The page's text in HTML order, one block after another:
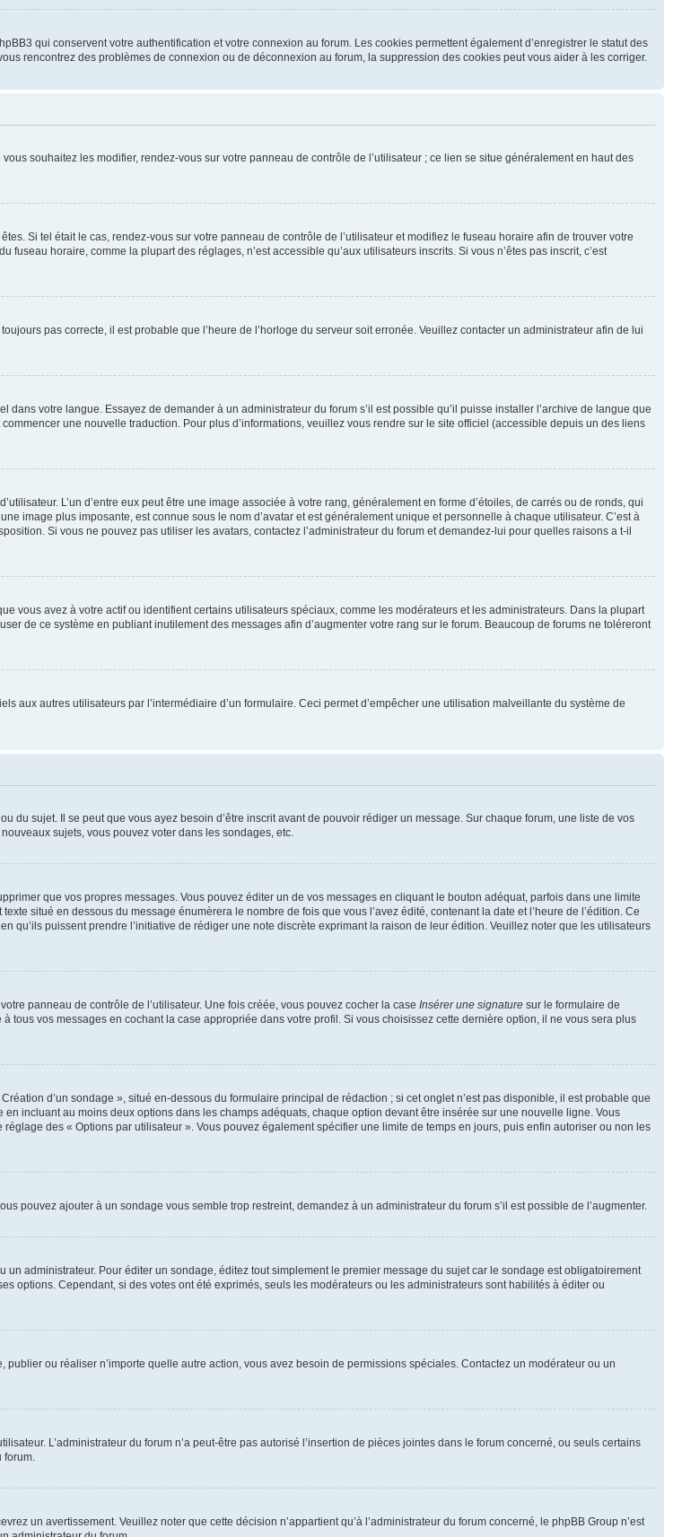
qui conservent votre authentification et votre connexion au forum. Les cookies permettent également d’enregistrer le statut des
rencontrez des problèmes de connexion ou de déconnexion au forum, la suppression des cookies peut vous aider à les corriger.
souhaitez les modifier, rendez-vous sur votre panneau de contrôle de l’utilisateur ; ce lien se situe généralement en haut des
Si tel était le cas, rendez-vous sur votre panneau de contrôle de l’utilisateur et modifiez le fuseau horaire afin de trouver votre
horaire, comme la plupart des réglages, n’est accessible qu’aux utilisateurs inscrits. Si vous n’êtes pas inscrit, c’est
pas correcte, il est probable que l’heure de l’horloge du serveur soit erronée. Veuillez contacter un administrateur afin de lui
votre langue. Essayez de demander à un administrateur du forum s’il est possible qu’il puisse installer l’archive de langue que
une nouvelle traduction. Pour plus d’informations, veuillez vous rendre sur le site officiel (accessible depuis un des liens
L’un d’entre eux peut être une image associée à votre rang, généralement en forme d’étoiles, de carrés ou de ronds, qui
image plus imposante, est connue sous le nom d’avatar et est généralement unique et personnelle à chaque utilisateur. C’est à
Si vous ne pouvez pas utiliser les avatars, contactez l’administrateur du forum et demandez-lui pour quelles raisons a t-il
vous avez à votre actif ou identifient certains utilisateurs spéciaux, comme les modérateurs et les administrateurs. Dans la plupart
de ce système en publiant inutilement des messages afin d’augmenter votre rang sur le forum. Beaucoup de forums ne toléreront
aux autres utilisateurs par l’intermédiaire d’un formulaire. Ceci permet d’empêcher une utilisation malveillante du système de
du sujet. Il se peut que vous ayez besoin d’être inscrit avant de pouvoir rédiger un message. Sur chaque forum, une liste de vos
sujets, vous pouvez voter dans les sondages, etc.
que vos propres messages. Vous pouvez éditer un de vos messages en cliquant le bouton adéquat, parfois dans une limite
situé en dessous du message énumèrera le nombre de fois que vous l’avez édité, contenant la date et l’heure de l’édition. Ce
qu’ils puissent prendre l’initiative de rédiger une note discrète exprimant la raison de leur édition. Veuillez noter que les utilisateurs
panneau de contrôle de l’utilisateur. Une fois créée, vous pouvez cocher la case Insérer une signature sur le formulaire de
tous vos messages en cochant la case appropriée dans votre profil. Si vous choisissez cette dernière option, il ne vous sera plus
d’un sondage », situé en-dessous du formulaire principal de rédaction ; si cet onglet n’est pas disponible, il est probable que
incluant au moins deux options dans les champs adéquats, chaque option devant être insérée sur une nouvelle ligne. Vous
des « Options par utilisateur ». Vous pouvez également spécifier une limite de temps en jours, puis enfin autoriser ou non les
pouvez ajouter à un sondage vous semble trop restreint, demandez à un administrateur du forum s’il est possible de l’augmenter.
administrateur. Pour éditer un sondage, éditez tout simplement le premier message du sujet car le sondage est obligatoirement
options. Cependant, si des votes ont été exprimés, seuls les modérateurs ou les administrateurs sont habilités à éditer ou
ou réaliser n’importe quelle autre action, vous avez besoin de permissions spéciales. Contactez un modérateur ou un
L’administrateur du forum n’a peut-être pas autorisé l’insertion de pièces jointes dans le forum concerné, ou seuls certains
un avertissement. Veuillez noter que cette décision n’appartient qu’à l’administrateur du forum concerné, le phpBB Group n’est